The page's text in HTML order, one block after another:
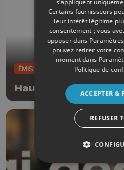
ÉMISSIONS
Hauts détour
Certains fournisseurs
leur intérêt légitime
consentement ; vous
opposer dans
pouvez retirer votre
moment dans
Politique de
ACCEPTER &
REFUSER